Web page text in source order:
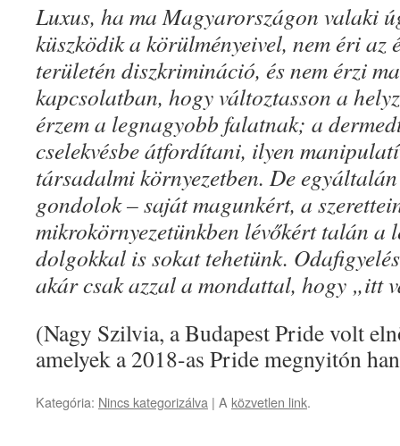
Luxus, ha ma Magyarországon valaki
küszködik a körülményeivel, nem éri az
területén diszkrimináció, és nem érzi
kapcsolatban, hogy változtasson a
érzem a legnagyobb falatnak; a
cselekvésbe átfordítani, ilyen
társadalmi környezetben. De
gondolok – saját magunkért, a
mikrokörnyezetünkben lévőkért talán a
dolgokkal is sokat tehetünk.
akár csak azzal a mondattal, hogy „itt
(Nagy Szilvia, a Budapest Pride volt
amelyek a 2018-as Pride megnyitón
Kategória: Nincs kategorizálva | A közvetlen link.